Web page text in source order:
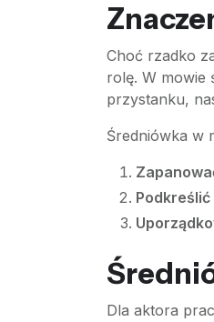
Choć rzadko
rolę. W mowie
przystanku,
Średniówka w
Podkreślić
Dla aktora